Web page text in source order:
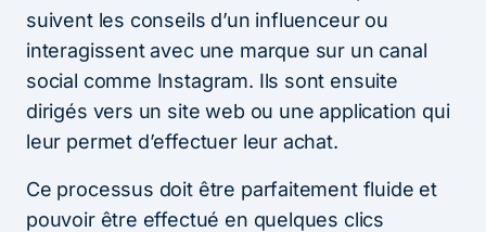
suivent les conseils d’un influenceur ou
interagissent avec une marque sur un canal
social comme Instagram. Ils sont ensuite
dirigés vers un site web ou une application qui
leur permet d’effectuer leur achat.
Ce processus doit être parfaitement fluide et
pouvoir être effectué en quelques clics